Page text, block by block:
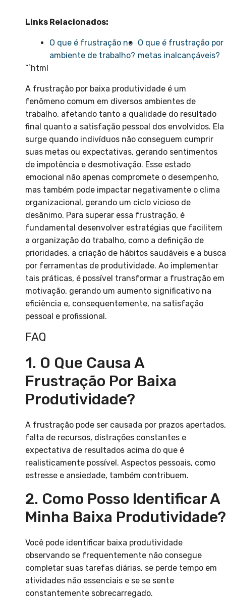
Links Relacionados:
O que é frustração no
ambiente de trabalho?
O que é frustração por
metas inalcançáveis?
“`html
A frustração por baixa produtividade é um
fenômeno comum em diversos ambientes de
trabalho, afetando tanto a qualidade do resultado
final quanto a satisfação pessoal dos envolvidos. Ela
surge quando indivíduos não conseguem cumprir
suas metas ou expectativas, gerando sentimentos
de impotência e desmotivação. Esse estado
emocional não apenas compromete o desempenho,
mas também pode impactar negativamente o clima
organizacional, gerando um ciclo vicioso de
desânimo. Para superar essa frustração, é
fundamental desenvolver estratégias que facilitem
a organização do trabalho, como a definição de
prioridades, a criação de hábitos saudáveis e a busca
por ferramentas de produtividade. Ao implementar
tais práticas, é possível transformar a frustração em
motivação, gerando um aumento significativo na
eficiência e, consequentemente, na satisfação
pessoal e profissional.
FAQ
1. O Que Causa A
Frustração Por Baixa
Produtividade?
A frustração pode ser causada por prazos apertados,
falta de recursos, distrações constantes e
expectativa de resultados acima do que é
realisticamente possível. Aspectos pessoais, como
estresse e ansiedade, também contribuem.
2. Como Posso Identificar A
Minha Baixa Produtividade?
Você pode identificar baixa produtividade
observando se frequentemente não consegue
completar suas tarefas diárias, se perde tempo em
atividades não essenciais e se se sente
constantemente sobrecarregado.